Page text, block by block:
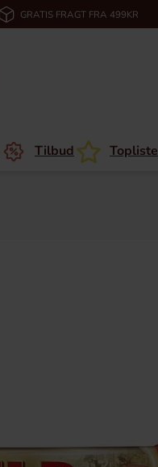
GRATIS FRAGT FRA 499KR
Tilbud Topliste